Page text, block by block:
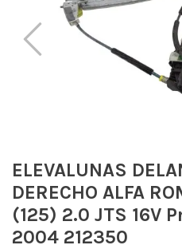
ELEVALUNAS
DERECHO ALFA
(125) 2.0 JTS 16V
2004 212350